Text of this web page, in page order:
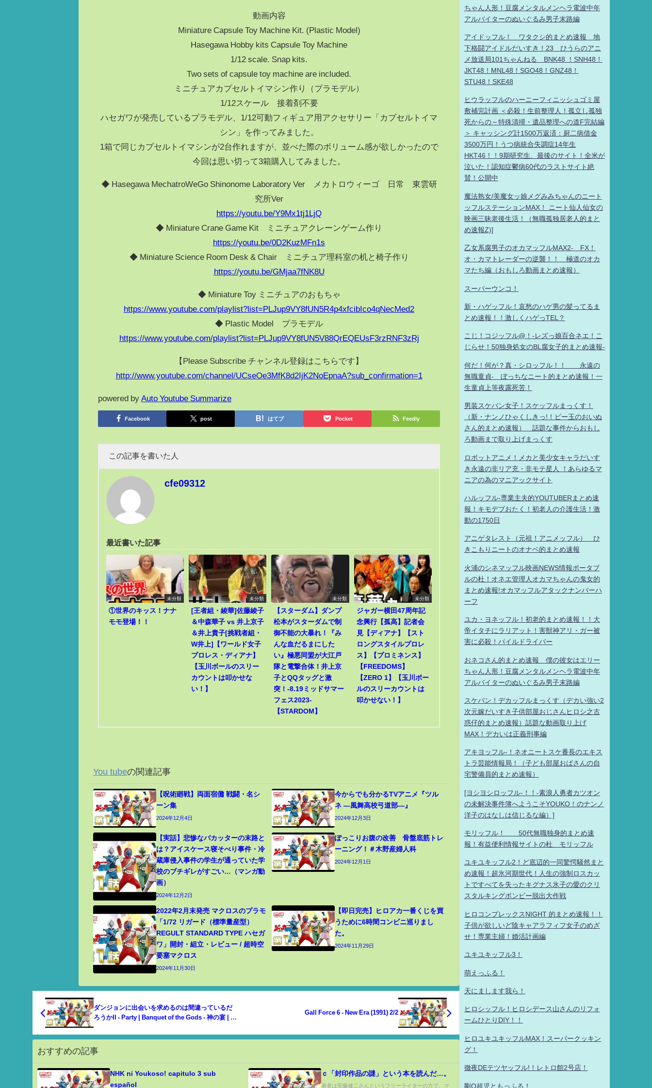
動画内容
Miniature Capsule Toy Machine Kit. (Plastic Model)
Hasegawa Hobby kits Capsule Toy Machine
1/12 scale. Snap kits.
Two sets of capsule toy machine are included.
ミニチュアカプセルトイマシン作り（プラモデル）
1/12スケール 接着剤不要
ハセガワが発売しているプラモデル、1/12可動フィギュア用アクセサリー「カプセルトイマ
シン」を作ってみました。
1箱で同じカプセルトイマシンが2台作れますが、並べた際のボリューム感が欲しかったので
今回は思い切って3箱購入してみました。
◆ Hasegawa MechatroWeGo Shinonome Laboratory Ver メカトロウィーゴ 日常 東雲研
究所Ver
https://youtu.be/Y9Mx1tj1LjQ
◆ Miniature Crane Game Kit ミニチュアクレーンゲーム作り
https://youtu.be/0D2KuzMFn1s
◆ Miniature Science Room Desk & Chair ミニチュア理科室の机と椅子作り
https://youtu.be/GMjaa7fNK8U
◆ Miniature Toy ミニチュアのおもちゃ
https://www.youtube.com/playlist?list=PLJup9VY8fUN5R4p4xfcibIco4qNecMed2
◆ Plastic Model プラモデル
https://www.youtube.com/playlist?list=PLJup9VY8fUN5V88QrEQEUsF3rzRNF3zRj
【Please Subscribe チャンネル登録はこちらです】
http://www.youtube.com/channel/UCseOe3MfK8d2IjK2NoEpnaA?sub_confirmation=1
powered by Auto Youtube Summarize
Facebook post はてブ Pocket Feedly
この記事を書いた人
cfe09312
最近書いた記事
未分類
①世界のキッス！ナナ
モモ登場！！
未分類
[王者組・綾華]佐藤綾子
＆中森華子 vs 井上京子
＆井上貴子[挑戦者組・
W井上]【ワールド女子
プロレス・ディアナ】
【玉川ボールのスリー
カウントは叩かせな
い！】
未分類
【スターダム】ダンプ
松本がスターダムで制
御不能の大暴れ！『み
んな血だるまにした
い』極悪同盟が大江戸
隊と電撃合体！井上京
子とQQタッグと激
突！-8.19ミッドサマー
フェス2023-
【STARDOM】
未分類
ジャガー横田47周年記
念興行【孤高】記者会
見【ディアナ】【スト
ロングスタイルプロレ
ス】【プロミネンス】
【FREEDOMS】
【ZERO 1】【玉川ボー
ルのスリーカウントは
叩かせない！】
You tubeの関連記事
【呪術廻戦】両面宿儺 戦闘・名シ
ーン集
2024年12月4日
今からでも分かるTVアニメ『ツル
ネ ―風舞高校弓道部―』
2024年12月3日
【実話】悲惨なバカッターの末路と
は？アイスケース寝そべり事件・冷
蔵庫侵入事件の学生が通っていた学
校のブチギレがすごい…（マンガ動
画）
2024年12月2日
ぽっこりお腹の改善 骨盤底筋トレ
ーニング！＃木野産婦人科
2024年12月1日
2022年2月末発売 マクロスのプラモ
「1/72 リガード（標準量産型）
REGULT STANDARD TYPE ハセガ
ワ」開封・組立・レビュー / 超時空
要塞マクロス
2024年11月30日
【即日完売】ヒロアカ一番くじを買
うために6時間コンビニ巡りまし
た。
2024年11月29日
ダンジョンに出会いを求めるのは間違っているだ
ろうかII - Party | Banquet of the Gods - 神の宴 | パ
Gall Force 6 - New Era (1991) 2/2
おすすめの記事
NHK ni Youkoso! capitulo 3 sub
español
ｃ「封印作品の謎」という本を読んだ…。
著者は安藤健二さんというフリーライターの方で、マ
ちゃん人形！豆腐メンタルメンヘラ電波中年
アルバイターのぬいぐるみ男子末路編
アイドッフル！ ワタクシ的まとめ速報 地
下格闘アイドルだいすき！23 ひうらのアニ
メ放送局101ちゃんねる BNK48 ！SNH48！
JKT48！MNL48！SGO48！GNZ48！
STU48！SKE48
ヒウラッフルのハーニーフィニッシュゴミ屋
敷補完計画 ＜必殺！生前整理人！孤立し孤独
死からの～特殊清掃・遺品整理への道F完結編
＞ キャッシング計1500万返済：厨二病借金
3500万円！うつ病統合失調症14年生
HKT46！！9期研究生、最後のサイト！全米が
泣いた！認知症鬱病60代のラストサイト絶
賛！公開中
魔法熟女/美魔女ッ娘メグみみちゃんのニート
ッフルステーションMAX！ ニート仙人仙女の
映画三昧老後生活！（無職孤独居老人的まと
め速報Z)]
乙女系腐男子のオカマッフルMAX2- FX！
オ・カマトレーダーの逆襲！！ 極道のオカ
マたち編（おもしろ動画まとめ速報）
スーパーウンコ！
新・ハゲッフル！哀愁のハゲ男の髪ってるま
とめ速報！！激しくハゲっTEL？
こじ！コジッフル@！-レズっ娘百合ネエ！こ
じらせ！50独身処女のBL腐女子的まとめ速報-
何だ！何が？真・シロッフル！！ 永遠の
無職童貞- ぼっちなニート的まとめ速報！一
生童貞上等夜露死苦！
男装スケバン女子！スケッフルまっくす！
（新・ナンノひゃくしきっ!！ビー玉のおいぬ
さん的まとめ速報） 話題な事件からおもし
ろ動画まで取り上げまっくす
ロボットアニメ！メカと美少女キャラだいす
き永遠の非リア充・非モテ星人 ！あらゆるマ
ニアの為のマニアックサイト
ハルッフル-専業主夫的YOUTUBERまとめ速
報！キモデブおたく！初老人の介護生活！激
動の1750日
アニゲタレスト（元祖！アニメッフル） ひ
きこもりニートのオナベ的まとめ速報
火浦のシネマッフル映画NEWS情報ポータブ
ルの杜！オネエ管理人オカマちゃんの鬼女的
まとめ速報!オカマッフルアタックナンバーハ
ーフ
ユカ・ヨネッフル！初老的まとめ速報！！大
帝イタチにラリアット！害獣神アリ・ガー被
害に必殺！パイルドライバー
おネコさん的まとめ速報 僕の彼女はエリー
ちゃん人形！豆腐メンタルメンヘラ電波中年
アルバイターのぬいぐるみ男子末路編
スケバン！デカッフルまっくす（デカい強い2
次元嫁だいすき子供部屋おじさんヒロシ之古
惑仔的まとめ速報）話題な動画取り上げ
MAX！デカいは正義刑事編
アキヨッフル-！ネオニートスケ番長のエキス
トラ芸能情報局！（子ども部屋おばさんの自
宅警備員的まとめ速報）
[ヨシヨシロッフル-！！-素浪人勇者カツオン
の未解決事件簿へようこそYOUKO！のナンノ
洋子のはなしは信じるな編）]
モリッフル！ 50代無職独身的まとめ速
報！有益便利情報サイトの杜 モリッフル
ユキユキッフル2！ど底辺的一同驚愕騒然まと
め速報！超氷河期世代！人生の強制ロスカッ
トですべてを失ったキグナス氷子の愛のクリ
スタルキングボンビー脱出大作戦
ヒロコンプレックスNIGHT 的まとめ速報！！
子供が欲しいど陰キャアラフィフ女子のめざ
せ！専業主婦！婚活計画編
ユキユキッフル3！
萌えっふる！
天にまします我ら！
ヒロシッフル！ヒロシデース山さんのリフォ
ームひとりDIY！！
ヒロユキユキッフルMAX！スーパークッキン
グ！
徹夜DEテツヤッフル!！レトロ館2号店！
剛Q超児ともっふる！